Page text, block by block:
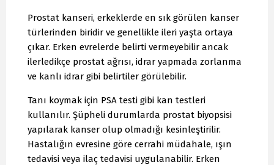
Prostat kanseri, erkeklerde en sık görülen kanser
türlerinden biridir ve genellikle ileri yaşta ortaya
çıkar. Erken evrelerde belirti vermeyebilir ancak
ilerledikçe prostat ağrısı, idrar yapmada zorlanma
ve kanlı idrar gibi belirtiler görülebilir.
Tanı koymak için PSA testi gibi kan testleri
kullanılır. Şüpheli durumlarda prostat biyopsisi
yapılarak kanser olup olmadığı kesinleştirilir.
Hastalığın evresine göre cerrahi müdahale, ışın
tedavisi veya ilaç tedavisi uygulanabilir. Erken